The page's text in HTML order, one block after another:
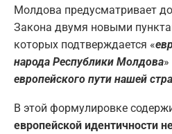
Молдова предусматривает
Закона двумя новыми
которых подтверждается «
народа Республики Молдова»
европейского пути нашей
В этой формулировке
европейской идентичности